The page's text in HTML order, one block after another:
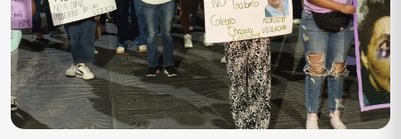
Ecología
Movilidad
Seguridad
Educación